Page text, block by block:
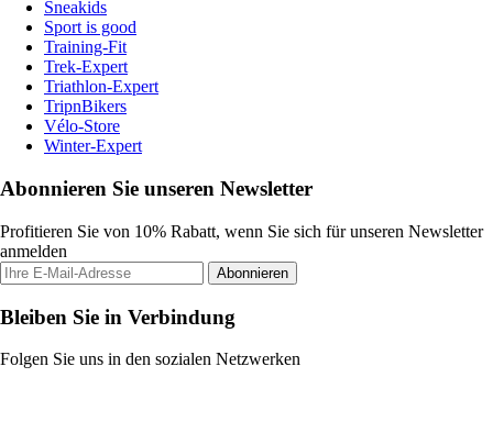
Sneakids
Sport is good
Training-Fit
Trek-Expert
Triathlon-Expert
TripnBikers
Vélo-Store
Winter-Expert
Abonnieren Sie unseren Newsletter
Profitieren Sie von 10% Rabatt, wenn Sie sich für unseren Newsletter
anmelden
Abonnieren
Bleiben Sie in Verbindung
Folgen Sie uns in den sozialen Netzwerken